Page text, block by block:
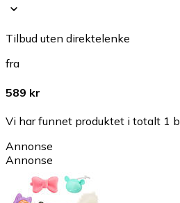
Tilbud uten direktelenke
fra
589 kr
Vi har funnet produktet i totalt 1
Annonse
Annonse